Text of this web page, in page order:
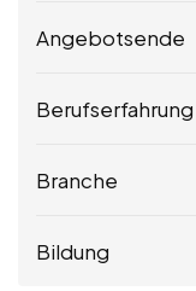
Angebotsende
Berufserfahrung
Branche
Bildung